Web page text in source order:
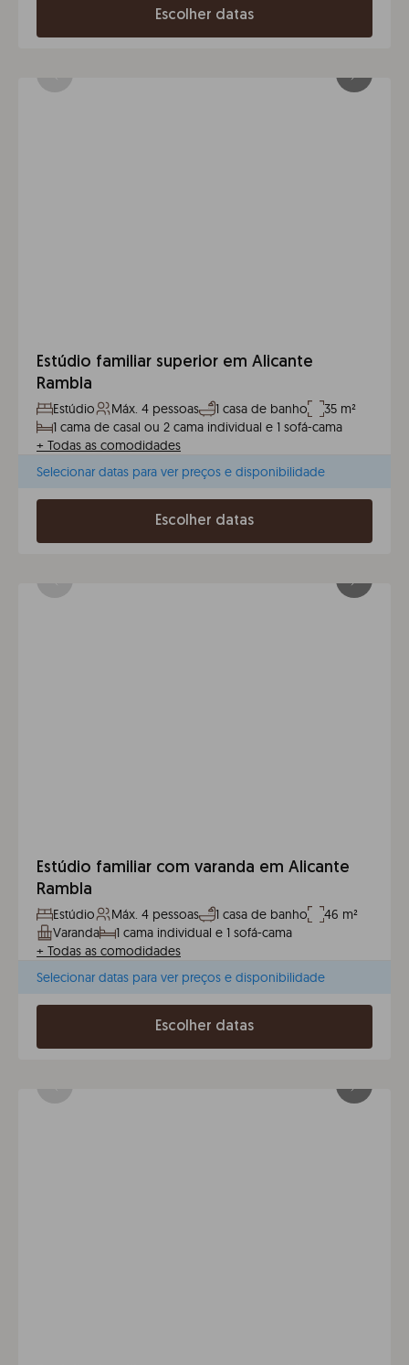
Escolher datas
Estúdio familiar superior em Alicante
Rambla
Estúdio Máx. 4 pessoas 1 casa de banho
35 m²
1 cama de casal ou 2 cama individual e 1 sofá-cama
+ Todas as comodidades
Selecionar datas para ver preços e disponibilidade
Escolher datas
Estúdio familiar com varanda em Alicante
Rambla
Estúdio Máx. 4 pessoas 1 casa de banho
46 m²
Varanda
1 cama individual e 1 sofá-cama
+ Todas as comodidades
Selecionar datas para ver preços e disponibilidade
Escolher datas